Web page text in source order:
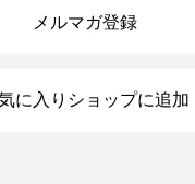
メルマガ登録
に入りショップに追加